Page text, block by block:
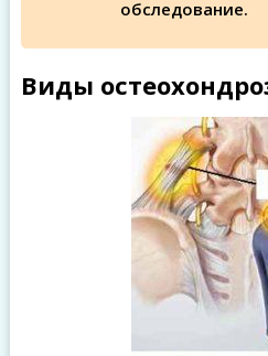
обследование.
Виды